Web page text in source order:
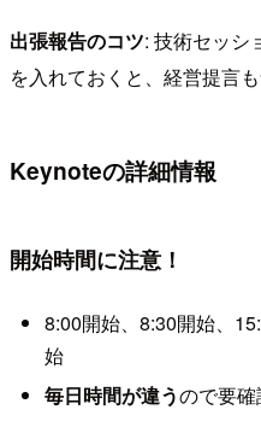
出張報告のコツ: 技術セッシ
を入れておくと、経営提言
Keynoteの詳細情報
開始時間に注意！
8:00開始、8:30開始、
始
毎日時間が違うので要確